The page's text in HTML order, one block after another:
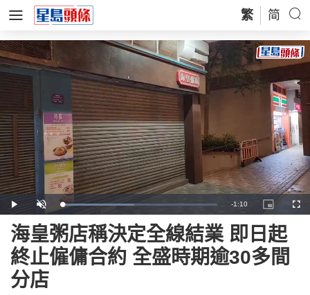
繁 简
Play Unmute Loaded:
46.62%
Remaining
Time
-1:10
Picture-
in-
海皇粥店稱決定全線結業 即日起
終止僱傭合約 全盛時期逾30多間
分店